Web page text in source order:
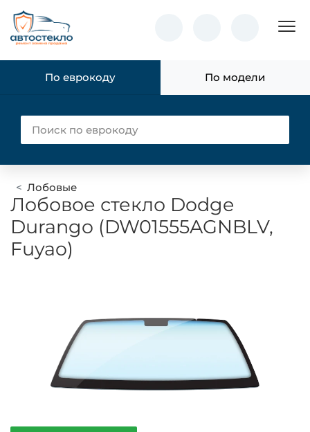
По еврокоду По модели
Лобовые
Лобовое стекло Dodge
Durango (DW01555AGNBLV,
Fuyao)